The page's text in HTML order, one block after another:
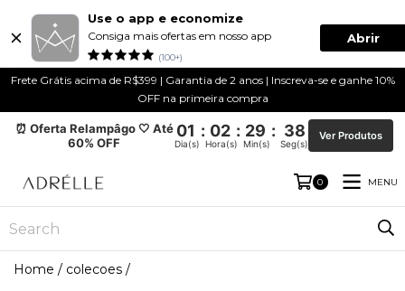
Use o app e economize
Consiga mais ofertas em nosso app
(100+)
Abrir
Frete Grátis acima de R$399 | Garantia de 2 anos | Inscreva-se e ganhe 10%
OFF na primeira compra
⏰ Oferta Relampâgo 🤍 Até
60% OFF
01 : 02 : 29 : 37
Dia(s) Hora(s) Min(s) Seg(s)
Ver Produtos
0 MENU
Home / colecoes /